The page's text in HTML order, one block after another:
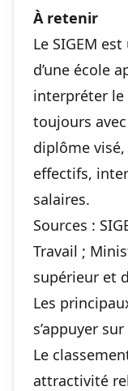
À retenir
Le SIGEM
d’une école
interpréter le
toujours
diplôme
effectifs,
salaires.
Sources :
Travail ;
supérieur et
Les
s’appuyer
Le
attractivité